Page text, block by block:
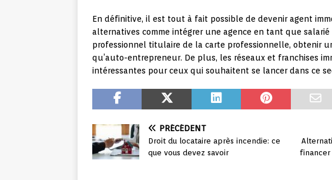
En définitive, il est tout à fait possible de devenir agent
alternatives comme intégrer une agence en tant que
professionnel titulaire de la carte professionnelle, obtenir
qu’auto-entrepreneur. De plus, les réseaux et franchises
intéressantes pour ceux qui souhaitent se lancer dans ce
PRÉCÉDENT
Droit du locataire après incendie: ce
que vous devez savoir
financer